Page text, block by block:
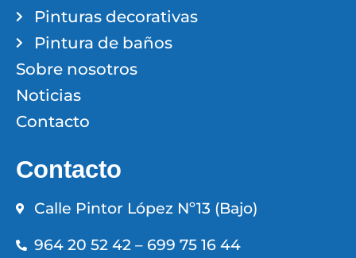
Pinturas decorativas
Pintura de baños
Sobre nosotros
Noticias
Contacto
Contacto
Calle Pintor López Nº13 (Bajo)
964 20 52 42 – 699 75 16 44